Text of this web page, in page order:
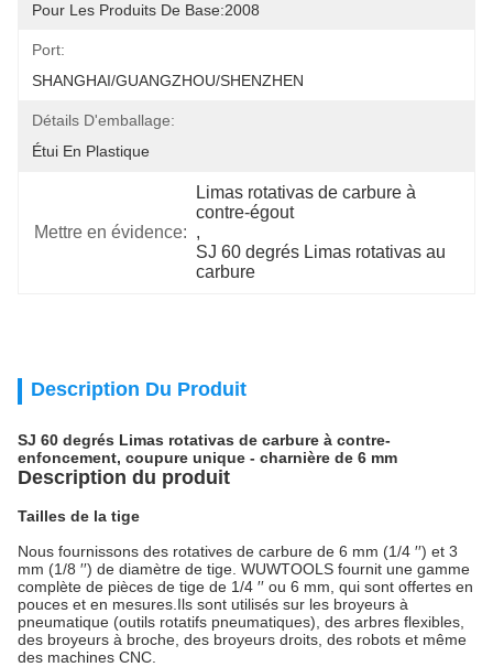
Pour Les Produits De Base:2008
Port:
SHANGHAI/GUANGZHOU/SHENZHEN
Détails D'emballage:
Étui En Plastique
Mettre en évidence:
Limas rotativas de carbure à
contre-égout
,
SJ 60 degrés Limas rotativas au
carbure
Description Du Produit
SJ 60 degrés Limas rotativas de carbure à contre-
enfoncement, coupure unique - charnière de 6 mm
Description du produit
Tailles de la tige
Nous fournissons des rotatives de carbure de 6 mm (1/4 ′′) et 3
mm (1/8 ′′) de diamètre de tige. WUWTOOLS fournit une gamme
complète de pièces de tige de 1/4 ′′ ou 6 mm, qui sont offertes en
pouces et en mesures.Ils sont utilisés sur les broyeurs à
pneumatique (outils rotatifs pneumatiques), des arbres flexibles,
des broyeurs à broche, des broyeurs droits, des robots et même
des machines CNC.